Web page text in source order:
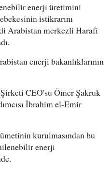
enerji üretimini
istikrarını
Arabistan merkezli Harafi
enerji bakanlıklarının
CEO'su Ömer Şakruk
İbrahim el-Emir
kurulmasından bu
enerji